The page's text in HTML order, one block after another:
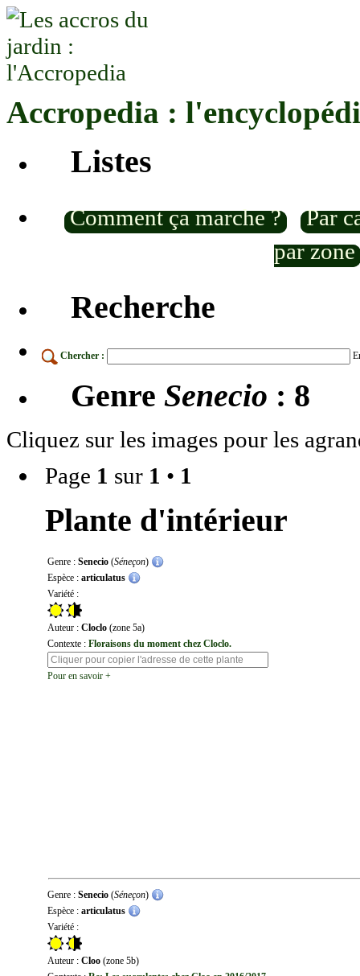
Accropedia :
Listes
Comment ça marche ?
Par
par zone
Recherche
Chercher :
Genre Senecio : 8
Cliquez sur les images pour les
Page 1 sur 1 • 1
Plante d'intérieur
Genre : Senecio (Séneçon)
Espèce : articulatus
Variété :
Auteur : Cloclo (zone 5a)
Contexte : Floraisons du moment chez Cloclo.
Pour en savoir +
Genre : Senecio (Séneçon)
Espèce : articulatus
Variété :
Auteur : Cloo (zone 5b)